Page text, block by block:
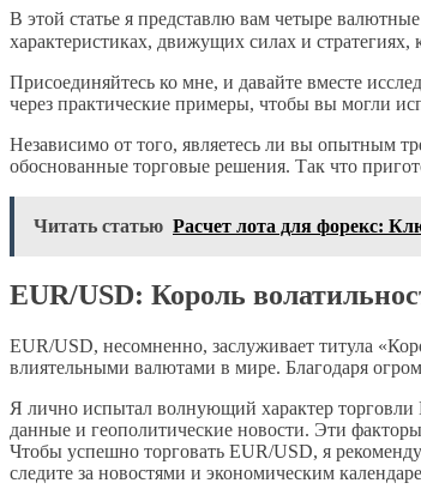
В этой статье я представлю вам четыре
характеристиках, движущих силах и
Присоединяйтесь ко мне, и давайте вместе
через практические примеры, чтобы вы могли
Независимо от того, являетесь ли вы опытным
обоснованные торговые решения. Так что
Читать статью Расчет лота для форекс:
EUR/USD: Король
EUR/USD, несомненно, заслуживает титула
влиятельными валютами в мире. Благодаря
Я лично испытал волнующий характер торговли
данные и геополитические новости. Эти
Чтобы успешно торговать EUR/USD, я
следите за новостями и экономическим